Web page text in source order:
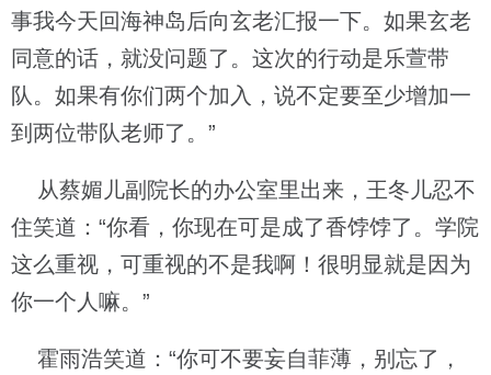
事我今天回海神岛后向玄老汇报一下。如果玄老
同意的话，就没问题了。这次的行动是乐萱带
队。如果有你们两个加入，说不定要至少增加一
到两位带队老师了。”
从蔡媚儿副院长的办公室里出来，王冬儿忍不
住笑道：“你看，你现在可是成了香饽饽了。学院
这么重视，可重视的不是我啊！很明显就是因为
你一个人嘛。”
霍雨浩笑道：“你可不要妄自菲薄，别忘了，